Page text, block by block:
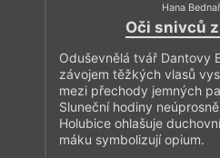
Hana
Oči snivců
Oduševnělá tvář Dantovy
závojem těžkých vlasů
mezi přechody jemných
Sluneční hodiny
Holubice ohlašuje
máku symbolizují opium.